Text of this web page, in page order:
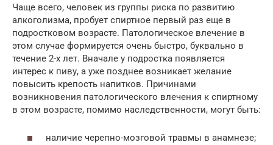
Чаще всего, человек из группы риска по развитию
алкоголизма, пробует спиртное первый раз еще в
подростковом возрасте. Патологическое влечение в
этом случае формируется очень быстро, буквально в
течение 2-х лет. Вначале у подростка появляется
интерес к пиву, а уже позднее возникает желание
повысить крепость напитков. Причинами
возникновения патологического влечения к спиртному
в этом возрасте, помимо наследственности, могут быть:
наличие черепно-мозговой травмы в анамнезе;